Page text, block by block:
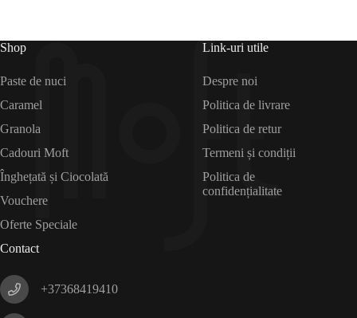
Shop
Paste de nuci
Caramel
Granola
Cadouri Moft
Înghețată și Ciocolată
Vouchere
Oferte Speciale
Link-uri utile
Despre noi
Politica de livrare
Politica de retur
Termeni și condiții
Politica de
confidențialitate
Contact
+37368419410